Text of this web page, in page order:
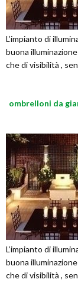
L’impianto di
buona
che di visibilità ,
ombrelloni da
L’impianto di
buona
che di visibilità ,